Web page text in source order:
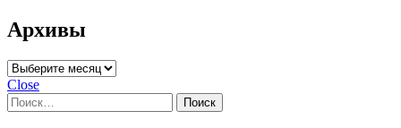
Архивы
Архивы
Close
Найти: